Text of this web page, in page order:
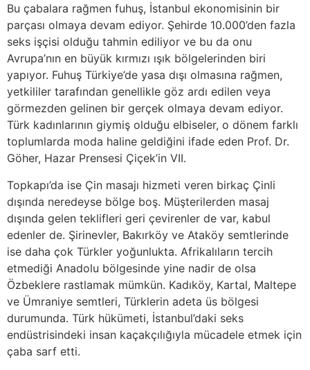
Bu çabalara rağmen fuhuş, İstanbul ekonomisinin bir
parçası olmaya devam ediyor. Şehirde 10.000’den fazla
seks işçisi olduğu tahmin ediliyor ve bu da onu
Avrupa’nın en büyük kırmızı ışık bölgelerinden biri
yapıyor. Fuhuş Türkiye’de yasa dışı olmasına rağmen,
yetkililer tarafından genellikle göz ardı edilen veya
görmezden gelinen bir gerçek olmaya devam ediyor.
Türk kadınlarının giymiş olduğu elbiseler, o dönem farklı
toplumlarda moda haline geldiğini ifade eden Prof. Dr.
Göher, Hazar Prensesi Çiçek’in VII.
Topkapı’da ise Çin masajı hizmeti veren birkaç Çinli
dışında neredeyse bölge boş. Müşterilerden masaj
dışında gelen teklifleri geri çevirenler de var, kabul
edenler de. Şirinevler, Bakırköy ve Ataköy semtlerinde
ise daha çok Türkler yoğunlukta. Afrikalıların tercih
etmediği Anadolu bölgesinde yine nadir de olsa
Özbeklere rastlamak mümkün. Kadıköy, Kartal, Maltepe
ve Ümraniye semtleri, Türklerin adeta üs bölgesi
durumunda. Türk hükümeti, İstanbul’daki seks
endüstrisindeki insan kaçakçılığıyla mücadele etmek için
çaba sarf etti.